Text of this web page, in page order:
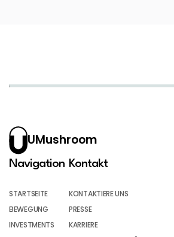
UMushroom
Navigation
STARTSEITE
BEWEGUNG
INVESTMENTS
Kontakt
KONTAKTIERE UNS
PRESSE
KARRIERE